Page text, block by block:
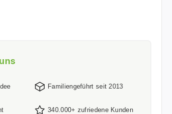
Familiengeführt seit 2013
340.000+ zufriedene Kunden